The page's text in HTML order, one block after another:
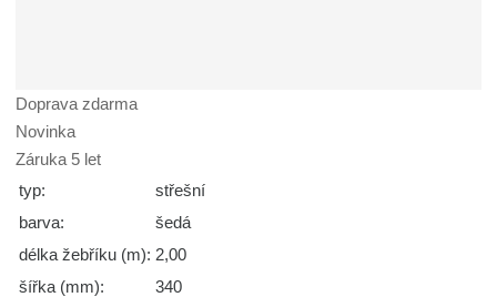
Doprava zdarma
Novinka
Záruka 5 let
typ:
střešní
barva:
šedá
délka žebříku (m): 2,00
šířka (mm):
340